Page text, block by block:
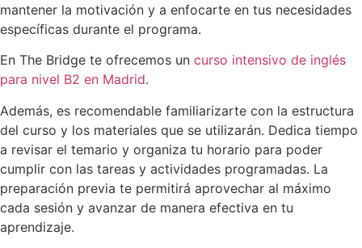
mantener la motivación y a enfocarte en tus necesidades
específicas durante el programa.
En The Bridge te ofrecemos un curso intensivo de inglés
para nivel B2 en Madrid.
Además, es recomendable familiarizarte con la estructura
del curso y los materiales que se utilizarán. Dedica tiempo
a revisar el temario y organiza tu horario para poder
cumplir con las tareas y actividades programadas. La
preparación previa te permitirá aprovechar al máximo
cada sesión y avanzar de manera efectiva en tu
aprendizaje.